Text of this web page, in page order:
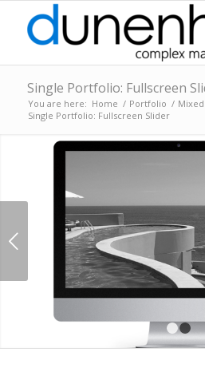
Single Portfolio: Fullscreen
You are here: Home / Portfolio /
Single Portfolio: Fullscreen Slider